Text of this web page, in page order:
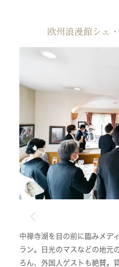
欧州浪漫館シェ
中禅寺湖を目の前に臨みメデ
ラン。日光のマスなどの地元
ろん、外国人ゲストも絶賛。